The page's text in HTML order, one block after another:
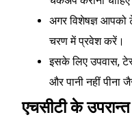
अगर विशेषज्ञ आपको
चरण में प्रवेश करें।
इसके लिए उपवास,
और पानी नहीं पीना
एचसीटी के